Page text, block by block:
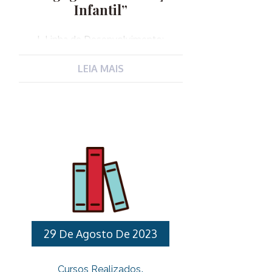
Infantil”
I. Linha de Desenvolvimento:
alvo: Professores de Educação básica
As datas mencionadas podem ser
alteradas devido motivos
organizacionais ou a circunstâncias
imprevistas. VI. Local: Auditório 1 da
Unidade Gestora Municipal de
Educação – Endereço: Avenida
Fernão Dias Paes Leme, 618, Centro
LEIA MAIS
29 De Agosto De 2023
Cursos Realizados